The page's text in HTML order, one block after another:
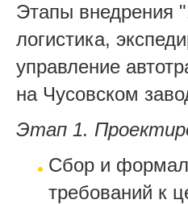
Этапы внедрения
логистика,
управление
на Чусовском
Этап 1.
Сбор и
требований к